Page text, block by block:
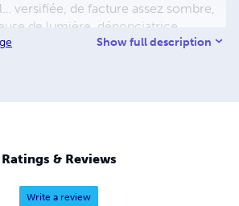
versifiée, de facture assez sombre,
de lumière, dénonciatrice,
exclus de ce monde. Il publie aussi
à suivre… Pour le public c’est
il entre comme en transe, se
exister.
Show full description
Ratings & Reviews
Write a review